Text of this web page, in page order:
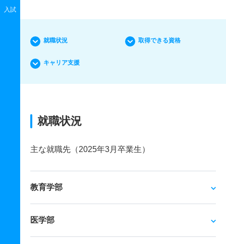
入試
就職状況 取得できる資格
キャリア支援
就職状況
主な就職先（2025年3月卒業生）
教育学部
医学部